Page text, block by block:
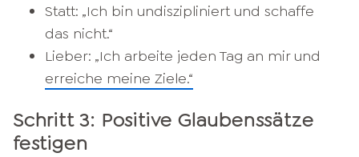
Statt: „Ich bin undiszipliniert und schaffe
das nicht.“
Lieber: „Ich arbeite jeden Tag an mir und
erreiche meine Ziele.“
Schritt 3: Positive Glaubenssätze
festigen